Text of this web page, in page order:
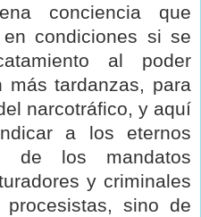
conciencia que
condiciones si se
al poder
más tardanzas, para
narcotráfico, y aquí
a los eternos
de los mandatos
y criminales
sino de